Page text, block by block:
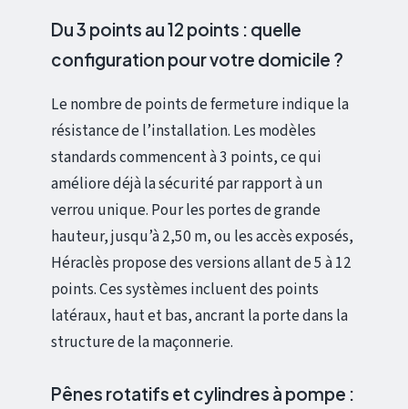
Du 3 points au 12 points : quelle
configuration pour votre domicile ?
Le nombre de points de fermeture indique la
résistance de l’installation. Les modèles
standards commencent à 3 points, ce qui
améliore déjà la sécurité par rapport à un
verrou unique. Pour les portes de grande
hauteur, jusqu’à 2,50 m, ou les accès exposés,
Héraclès propose des versions allant de 5 à 12
points. Ces systèmes incluent des points
latéraux, haut et bas, ancrant la porte dans la
structure de la maçonnerie.
Pênes rotatifs et cylindres à pompe :